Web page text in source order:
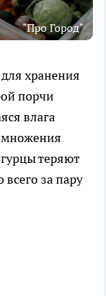
"Про Город"
хранения
порчи
влага
теряют
за пару